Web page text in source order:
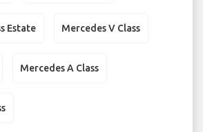
Estate Mercedes V Class
Mercedes A Class